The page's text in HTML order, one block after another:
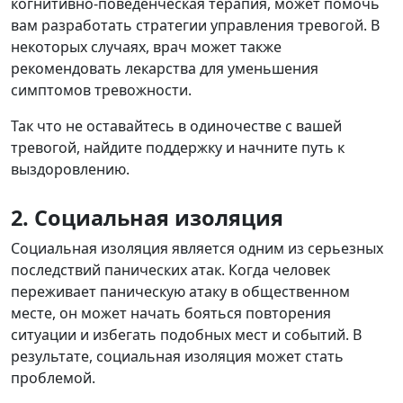
вам разработать стратегии управления тревогой. В
некоторых случаях, врач может также
рекомендовать лекарства для уменьшения
симптомов тревожности.
Так что не оставайтесь в одиночестве с вашей
тревогой, найдите поддержку и начните путь к
выздоровлению.
2. Социальная изоляция
Социальная изоляция является одним из серьезных
последствий панических атак. Когда человек
переживает паническую атаку в общественном
месте, он может начать бояться повторения
ситуации и избегать подобных мест и событий. В
результате, социальная изоляция может стать
проблемой.